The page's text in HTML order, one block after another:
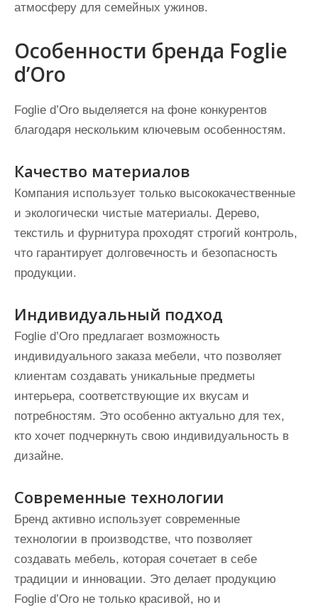
атмосферу для семейных ужинов.
Особенности бренда Foglie
d’Oro
Foglie d’Oro выделяется на фоне конкурентов
благодаря нескольким ключевым особенностям.
Качество материалов
Компания использует только высококачественные
и экологически чистые материалы. Дерево,
текстиль и фурнитура проходят строгий контроль,
что гарантирует долговечность и безопасность
продукции.
Индивидуальный подход
Foglie d’Oro предлагает возможность
индивидуального заказа мебели, что позволяет
клиентам создавать уникальные предметы
интерьера, соответствующие их вкусам и
потребностям. Это особенно актуально для тех,
кто хочет подчеркнуть свою индивидуальность в
дизайне.
Современные технологии
Бренд активно использует современные
технологии в производстве, что позволяет
создавать мебель, которая сочетает в себе
традиции и инновации. Это делает продукцию
Foglie d’Oro не только красивой, но и